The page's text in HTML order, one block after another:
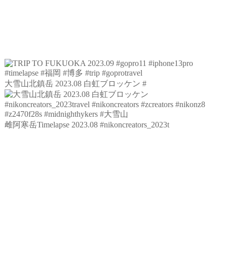
大雪山北鎮岳 2023.08 白虹ブロッケン #
雌阿寒岳Timelapse 2023.08 #nikoncreators_2023t